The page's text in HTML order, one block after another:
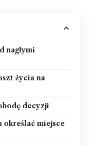
nagłymi
życia na
decyzji
określać miejsce